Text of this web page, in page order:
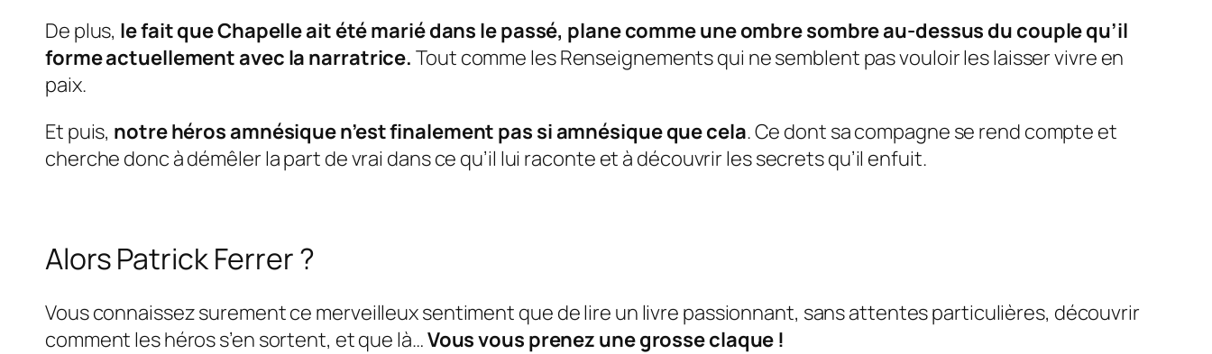
De plus, le fait que Chapelle ait été marié dans le passé, plane comme une ombre sombre au-dessus du couple qu’il
forme actuellement avec la narratrice. Tout comme les Renseignements qui ne semblent pas vouloir les laisser vivre en
paix.
Et puis, notre héros amnésique n’est finalement pas si amnésique que cela. Ce dont sa compagne se rend compte et
cherche donc à démêler la part de vrai dans ce qu’il lui raconte et à découvrir les secrets qu’il enfuit.
Alors Patrick Ferrer ?
Vous connaissez surement ce merveilleux sentiment que de lire un livre passionnant, sans attentes particulières, découvrir
comment les héros s’en sortent, et que là…Vous vous prenez une grosse claque !